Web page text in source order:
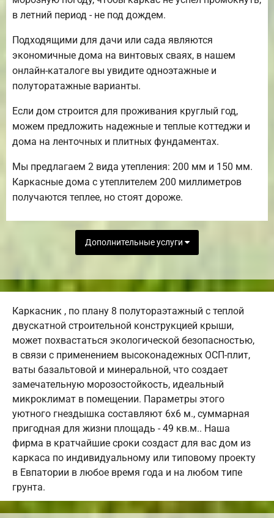
в летний период - не под дождем.
Подходящими для дачи или сада являются
экономичные дома на винтовых сваях, в нашем
онлайн-каталоге вы увидите одноэтажные и
полуторатажные варианты.
Если дом строится для проживания круглый год,
можем предложить надежные и теплые коттеджи и
дома на ленточных и плитных фундаментах.
Мы предлагаем 2 вида утепления: 200 мм и 150 мм.
Каркасные дома с утеплителем 200 миллиметров
получаются теплее, но стоят дороже.
Дополнительные услуги
Каркасник , по плану 8 полутораэтажный с теплой
двускатной строительной конструкцией крыши,
может похвастаться экологической безопасностью,
в связи с применением высоконадежных ОСП-плит,
ваты базальтовой и минеральной, что создает
замечательную морозостойкость, идеальный
микроклимат в помещении. Параметры этого
уютного гнездышка составляют 6х6 м., суммарная
пригодная для жизни площадь - 49 кв.м.. Наша
фирма в кратчайшие сроки создаст для вас дом из
каркаса по индивидуальному или типовому проекту
в Евпатории в любое время года и на любом типе
грунта.